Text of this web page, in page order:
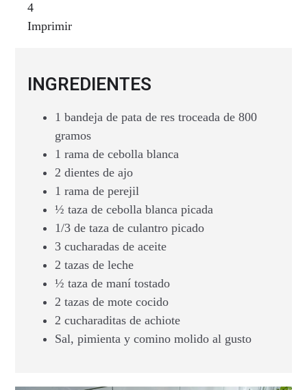
4
Imprimir
INGREDIENTES
1 bandeja de pata de res troceada de 800
gramos
1 rama de cebolla blanca
2 dientes de ajo
1 rama de perejil
½ taza de cebolla blanca picada
1/3 de taza de culantro picado
3 cucharadas de aceite
2 tazas de leche
½ taza de maní tostado
2 tazas de mote cocido
2 cucharaditas de achiote
Sal, pimienta y comino molido al gusto